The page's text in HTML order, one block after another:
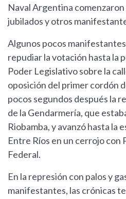
Naval Argentina
jubilados y otros
Algunos pocos
repudiar la votación hasta la
Poder Legislativo sobre la
oposición del primer cordón
pocos segundos después la
de la Gendarmería, que
Riobamba, y avanzó hasta la
Entre Ríos en un cerrojo con
Federal.
En la represión con palos y
manifestantes, las crónicas